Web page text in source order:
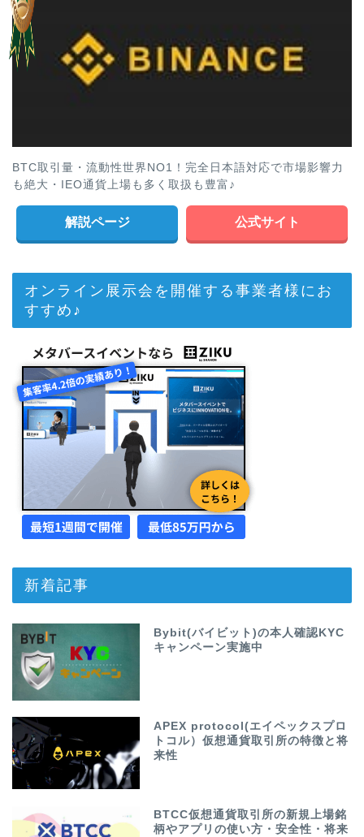
BTC取引量・流動性世界NO1！完全日本語対応で市場影響力
も絶大・IEO通貨上場も多く取扱も豊富♪
解説ページ 公式サイト
オンライン展示会を開催する事業者様にお
すすめ♪
新着記事
Bybit(バイビット)の本人確認KYC
キャンペーン実施中
APEX protocol(エイペックスプロ
トコル）仮想通貨取引所の特徴と将
来性
BTCC仮想通貨取引所の新規上場銘
柄やアプリの使い方・安全性・将来